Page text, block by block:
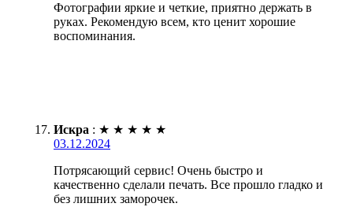
Фотографии яркие и четкие, приятно держать в
руках. Рекомендую всем, кто ценит хорошие
воспоминания.
Искра : ★ ★ ★ ★ ★
03.12.2024
Потрясающий сервис! Очень быстро и
качественно сделали печать. Все прошло гладко и
без лишних заморочек.